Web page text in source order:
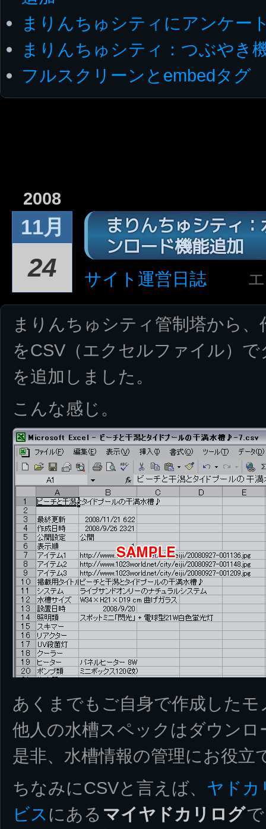
まりんちゅシティにアンケー
まりんちゅシティ：つぶやき
フルスクリーンとembedタグ
2008
11月
24
まりんちゅシティ
ンロード機能追加
サイト運営日誌
まりんちゅシティ管制塔から
をCSV（エクセルファイル）
を追加しました。
こんな感じ。
あくまでもご自身で作成した
他人の水槽スペックはダウン
是非、水槽情報の管理にお役立
ちなみにCSVと言えば、 ヤドカ
ビス にある マイヤドカリログ